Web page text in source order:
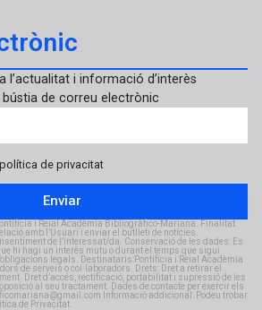
l’actualitat i informació d’interès
de correu electrònic
de privacitat
Enviar
i Reial Acadèmia Bibliogràfico-Mariana. Finalitat
amb l’Usuari i enviar el butlletí de notícies.
de l’interessat/da. Conservació de les dades: Es
hi hagi un interès mutu o durant el temps que sigui
legals. Destinataris:Pontifícia i Reial Acadèmia
de serveis o col·laboradors. Drets: Dret a retirar el
Dret d’accés, rectificació, portabilitat i supressió de les
al seu tractament. Dades de contacte per exercir els
Informació addicional: Podeu trobar
de Privacitat.